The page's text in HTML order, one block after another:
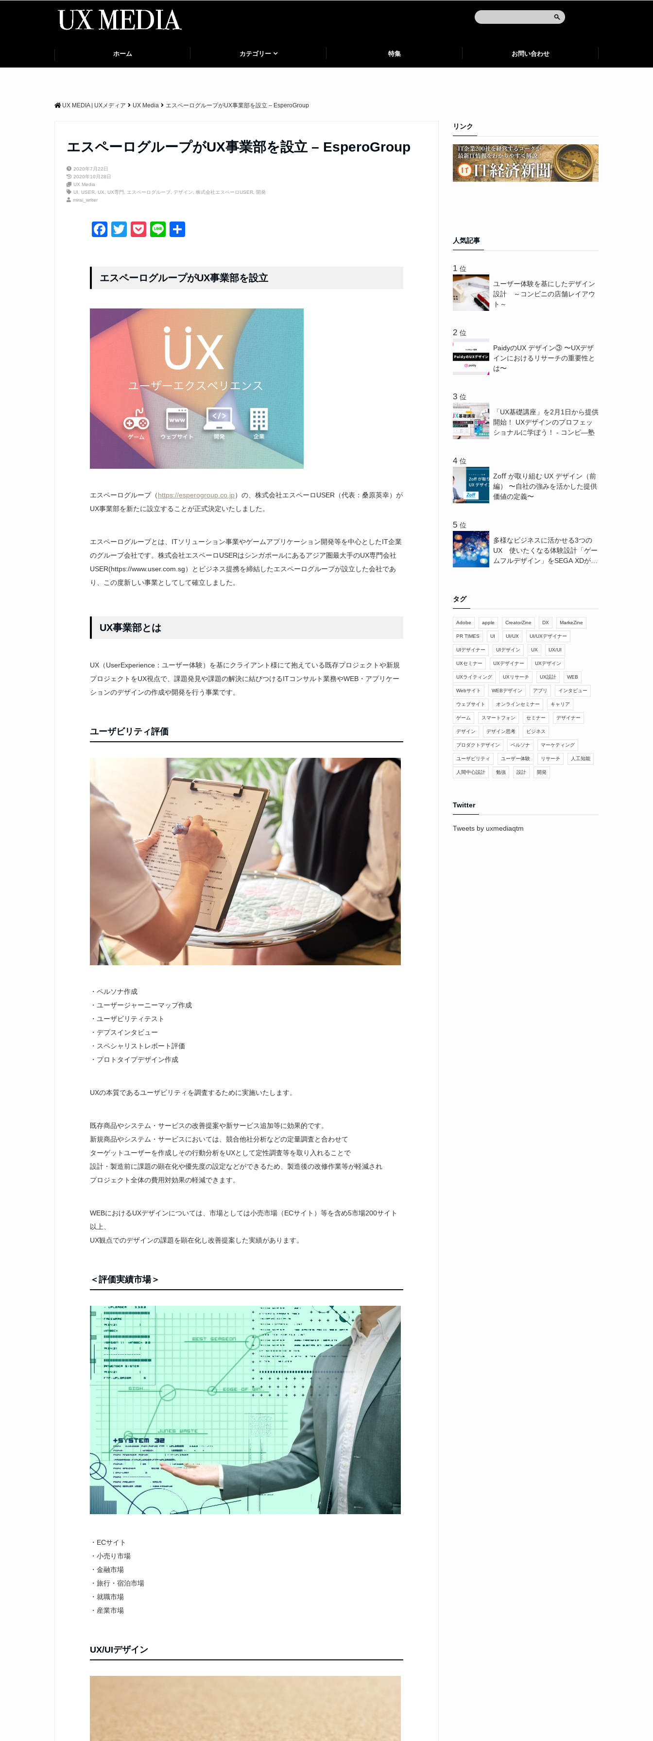
ホーム カテゴリー 特集 お問い合わせ
UX MEDIA | UXメディア UX Media エスペーログループがUX事業部を設立 – EsperoGroup
エスペーログループがUX事業部を設立 – EsperoGroup
2020年7月22日
2020年10月28日
UX Media
UI
USER UX UX専門 エスペーログループ デザイン 株式会社エスペーロUSER
開発
mirai_writer
F
e
o
o
k
T
er
P
et
Li
エスペーログループがUX事業部を設立
エスペーログループ（https://esperogroup.co.jp）の、株式会社エスペーロUSER（代表：桑原英幸）が
UX事業部を新たに設立することが正式決定いたしました。
エスペーログループとは、ITソリューション事業やゲームアプリケーション開発等を中心としたIT企業
のグループ会社です。株式会社エスペーロUSERはシンガポールにあるアジア圏最大手のUX専門会社
USER(https://www.user.com.sg）とビジネス提携を締結したエスペーログループが設立した会社であ
り、この度新しい事業としてして確立しました。
UX事業部とは
UX（UserExperience：ユーザー体験）を基にクライアント様にて抱えている既存プロジェクトや新規
プロジェクトをUX視点で、課題発見や課題の解決に結びつけるITコンサルト業務やWEB・アプリケー
ションのデザインの作成や開発を行う事業です。
ユーザビリティ評価
・ペルソナ作成
・ユーザージャーニーマップ作成
・ユーザビリティテスト
・デプスインタビュー
・スペシャリストレポート評価
・プロトタイプデザイン作成
UXの本質であるユーザビリティを調査するために実施いたします。
既存商品やシステム・サービスの改善提案や新サービス追加等に効果的です。
新規商品やシステム・サービスにおいては、競合他社分析などの定量調査と合わせて
ターゲットユーザーを作成しその行動分析をUXとして定性調査等を取り入れることで
設計・製造前に課題の顕在化や優先度の設定などができるため、製造後の改修作業等が軽減され
プロジェクト全体の費用対効果の軽減できます。
WEBにおけるUXデザインについては、市場としては小売市場（ECサイト）等を含め5市場200サイト
以上、
UX観点でのデザインの課題を顕在化し改善提案した実績があります。
＜評価実績市場＞
・ECサイト
・小売り市場
・金融市場
・旅行・宿泊市場
・就職市場
・産業市場
UX/UIデザイン
リンク
人気記事
位
ユーザー体験を基にしたデザイン
設計 ～コンビニの店舗レイアウ
ト～
位
PaidyのUX デザイン③ 〜UXデザ
インにおけるリサーチの重要性と
は〜
位
「UX基礎講座」を2月1日から提供
開始！ UXデザインのプロフェッ
ショナルに学ぼう！ - コンピ―塾
位
Zoﬀ が取り組む UX デザイン（前
編） 〜⾃社の強みを活かした提供
価値の定義〜
位
多様なビジネスに活かせる3つの
UX 使いたくなる体験設計「ゲー
ムフルデザイン」をSEGA XDが解
タグ
Adobe apple CreatorZine DX MarkeZine
PR TIMES UI UI/UX UI/UXデザイナー
UIデザイナー UIデザイン UX UX/UI
UXセミナー UXデザイナー UXデザイン
UXライティング UXリサーチ UX設計 WEB
Webサイト WEBデザイン アプリ インタビュー
ウェブサイト オンラインセミナー キャリア
ゲーム スマートフォン セミナー デザイナー
デザイン デザイン思考 ビジネス
プロダクトデザイン ペルソナ マーケティング
ユーザビリティ ユーザー体験 リサーチ 人工知能
人間中心設計 勉強 設計 開発
Twitter
Tweets by uxmediaqtm